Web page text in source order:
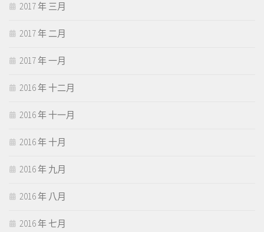
2017 年 三月
2017 年 二月
2017 年 一月
2016 年 十二月
2016 年 十一月
2016 年 十月
2016 年 九月
2016 年 八月
2016 年 七月